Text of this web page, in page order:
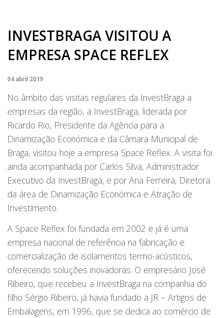
INVESTBRAGA VISITOU A
EMPRESA SPACE REFLEX
04 abril 2019
No âmbito das visitas regulares da InvestBraga a
empresas da região, a InvestBraga, liderada por
Ricardo Rio, Presidente da Agência para a
Dinamização Económica e da Câmara Municipal de
Braga, visitou hoje a empresa Space Reflex. A visita foi
ainda acompanhada por Carlos Silva, Administrador
Executivo da InvestBraga, e por Ana Ferreira, Diretora
da área de Dinamização Económica e Atração de
Investimento.
A Space Reflex foi fundada em 2002 e já é uma
empresa nacional de referência na fabricação e
comercialização de isolamentos termo-acústicos,
oferecendo soluções inovadoras. O empresário José
Ribeiro, que recebeu a InvestBraga na companhia do
filho Sérgio Ribeiro, já havia fundado a JR – Artigos de
Embalagens, em 1996, que se dedica ao comércio de